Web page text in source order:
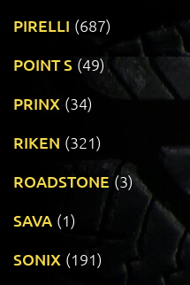
PIRELLI (687)
POINT S (49)
PRINX (34)
RIKEN (321)
ROADSTONE (3)
SAVA (1)
SONIX (191)